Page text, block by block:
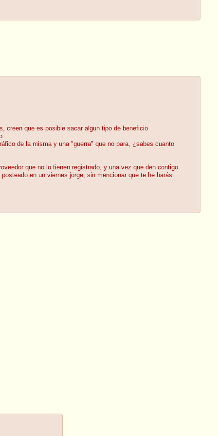
creen que es posible sacar algun tipo de beneficio
de la misma y una "guerra" que no para, ¿sabes cuanto
que no lo tienen registrado, y una vez que den contigo
en un viernes jorge, sin mencionar que te he harás